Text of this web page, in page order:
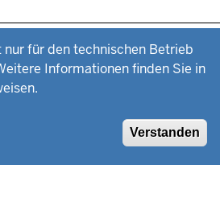
nur für den technischen Betrieb
Informationen finden Sie in
Verstanden
Impressum
Datenschutz